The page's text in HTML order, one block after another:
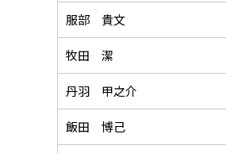
服部 貴文
牧田 潔
丹羽 甲之介
飯田 博己